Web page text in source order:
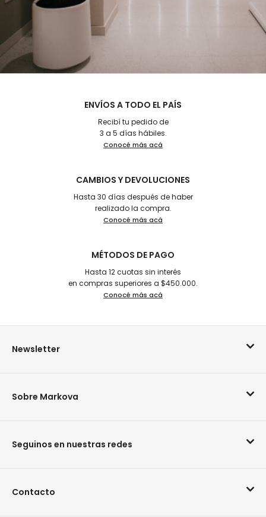
ENVÍOS A TODO EL PAÍS
Recibí tu pedido de
3 a 5 días hábiles.
Conocé más acá
CAMBIOS Y DEVOLUCIONES
Hasta 30 días después de haber
realizado la compra.
Conocé más acá
MÉTODOS DE PAGO
Hasta 12 cuotas sin interés
en compras superiores a $450.000.
Conocé más acá
Newsletter
Sobre Markova
Seguinos en nuestras redes
Contacto